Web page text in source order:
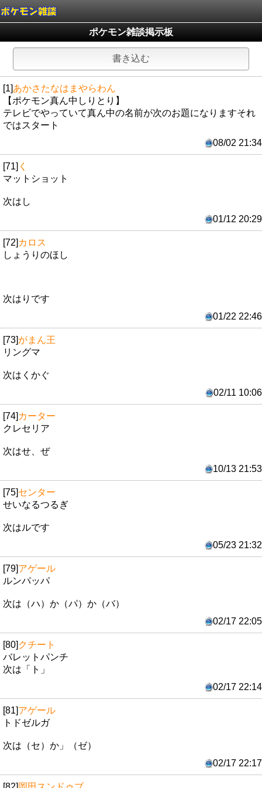
ポケモン雑談掲示板
書き込む
[1]あかさたなはまやらわん
【ポケモン真ん中しりとり】
テレビでやっていて真ん中の名前が次のお題になりますそれ
ではスタート
08/02 21:34
[71] く
マットショット
次はし
01/12 20:29
[72] カロス
しょうりのほし
次はりです
01/22 22:46
[73]がまん王
リングマ
次はくかぐ
02/11 10:06
[74] カーター
クレセリア
次はせ、ぜ
10/13 21:53
[75]センター
せいなるつるぎ
次はルです
05/23 21:32
[79]アゲール
ルンパッパ
次は（ハ）か（パ）か（バ）
02/17 22:05
[80] クチート
バレットパンチ
次は「ト」
02/17 22:14
[81]アゲール
トドゼルガ
次は（セ）か」（ゼ）
02/17 22:17